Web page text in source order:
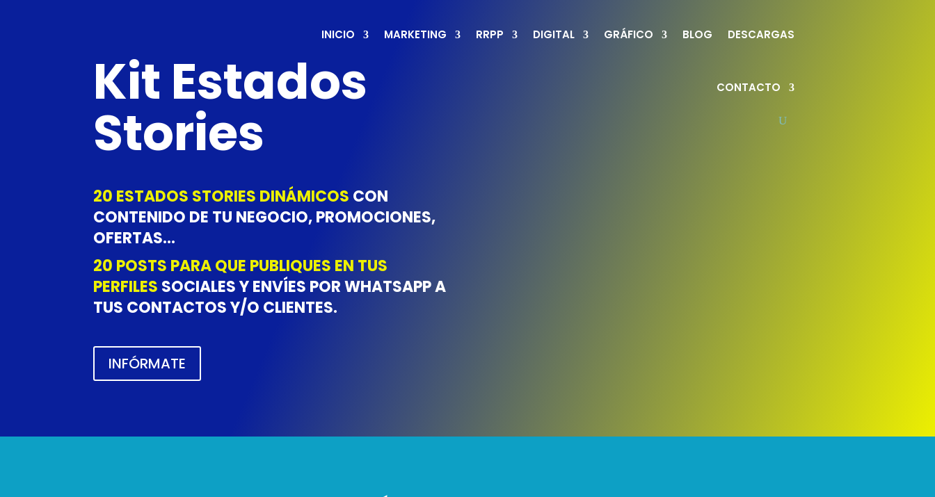
INICIO MARKETING RRPP DIGITAL GRÁFICO BLOG DESCARGAS
CONTACTO
Kit Estados
Stories
20 ESTADOS STORIES DINÁMICOS CON
CONTENIDO DE TU NEGOCIO, PROMOCIONES,
OFERTAS…
20 POSTS PARA QUE PUBLIQUES EN TUS
PERFILES SOCIALES Y ENVÍES POR WHATSAPP A
TUS CONTACTOS Y/O CLIENTES.
INFÓRMATE